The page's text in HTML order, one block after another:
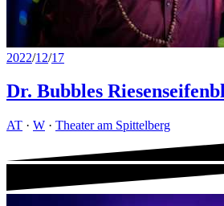
2022/12/17
Dr. Bubbles
AT · W · Theater am Spittelberg